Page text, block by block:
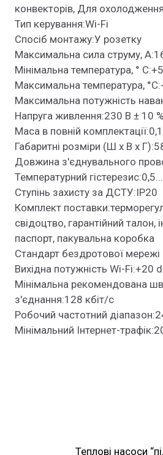
конвекторів, Для охолодження
Тип керування:Wi-Fi
Спосіб монтажу:У розетку
Максимальна сила струму,
Мінімальна температура, ° C:+5
Максимальна температура,
Максимальна потужність
Напруга живлення:230 В ± 10 %
Маса в повній
Габаритні розміри (Ш х В х
Довжина з'єднувального
Температурний
Ступінь захисту за ДСТУ:IP20
Комплект
свідоцтво, гарантійний талон,
паспорт, пакувальна коробка
Стандарт бездротової
Вихідна потужність Wi-Fi:+20
Мінімальна рекомендована
з'єднання:128 кбіт/с
Робочий частотний
Мінімальний Інтернет-
Теплові насоси